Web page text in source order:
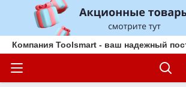
Компания Toolsmart - ваш надежный